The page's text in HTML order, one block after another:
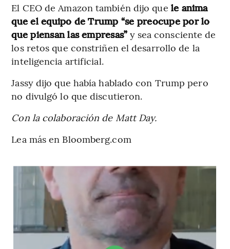
El CEO de Amazon también dijo que le anima
que el equipo de Trump “se preocupe por lo
que piensan las empresas”y sea consciente de
los retos que constriñen el desarrollo de la
inteligencia artificial.
Jassy dijo que había hablado con Trump pero
no divulgó lo que discutieron.
Con la colaboración de Matt Day.
Lea más en Bloomberg.com